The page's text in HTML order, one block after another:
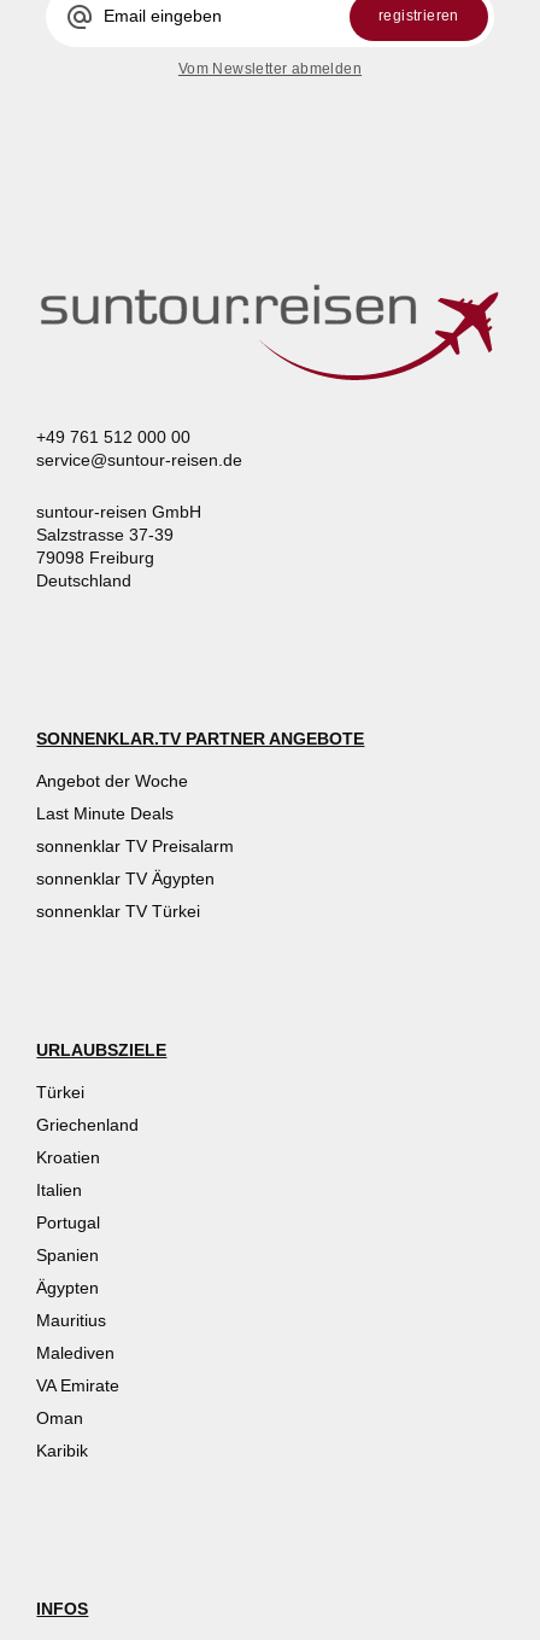
alternate_email registrieren
Vom Newsletter abmelden
+49 761 512 000 00
service@suntour-reisen.de
suntour-reisen GmbH
Salzstrasse 37-39
79098 Freiburg
Deutschland
SONNENKLAR.TV PARTNER ANGEBOTE
Angebot der Woche
Last Minute Deals
sonnenklar TV Preisalarm
sonnenklar TV Ägypten
sonnenklar TV Türkei
URLAUBSZIELE
Türkei
Griechenland
Kroatien
Italien
Portugal
Spanien
Ägypten
Mauritius
Malediven
VA Emirate
Oman
Karibik
INFOS